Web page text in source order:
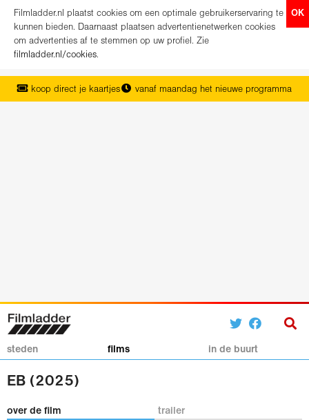
OK
Filmladder.nl plaatst cookies om een optimale gebruikerservaring te
kunnen bieden. Daarnaast plaatsen advertentienetwerken cookies
om advertenties af te stemmen op uw profiel. Zie
filmladder.nl/cookies.
koop direct je kaartjes
vanaf maandag het nieuwe programma
het complete overzicht van Nederland
steden films in de buurt
EB (2025)
over de film trailer